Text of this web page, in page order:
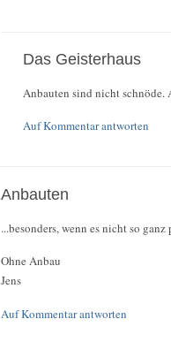
Das Geisterhaus
Anbauten sind nicht schnöde.
Auf Kommentar antworten
Anbauten
...besonders, wenn es nicht so
Ohne Anbau
Jens
Auf Kommentar antworten